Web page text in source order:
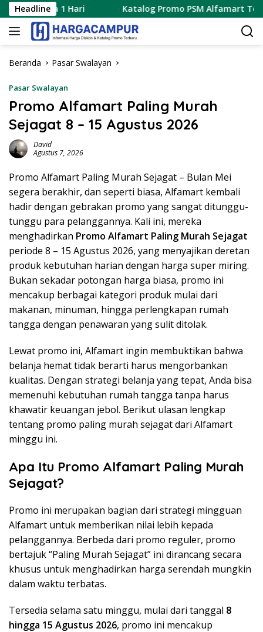
Langsung
ke
konten
Headline
1 Hari Katalog Promo PSM Alfamart Terbaru 8 –
Beranda Pasar Swalayan
Pasar Swalayan
Promo Alfamart Paling Murah
Sejagat 8 – 15 Agustus 2026
David
Agustus 7, 2026
Promo Alfamart Paling Murah Sejagat – Bulan Mei
segera berakhir, dan seperti biasa, Alfamart kembali
hadir dengan gebrakan promo yang sangat ditunggu-
tunggu para pelanggannya. Kali ini, mereka
menghadirkan Promo Alfamart Paling Murah Sejagat
periode 8 – 15 Agustus 2026, yang menyajikan deretan
produk kebutuhan harian dengan harga super miring.
Bukan sekadar potongan harga biasa, promo ini
mencakup berbagai kategori produk mulai dari
makanan, minuman, hingga perlengkapan rumah
tangga dengan penawaran yang sulit ditolak.
Lewat promo ini, Alfamart ingin membuktikan bahwa
belanja hemat tidak berarti harus mengorbankan
kualitas. Dengan strategi belanja yang tepat, Anda bisa
memenuhi kebutuhan rumah tangga tanpa harus
khawatir keuangan jebol. Berikut ulasan lengkap
tentang promo paling murah sejagat dari Alfamart
minggu ini.
Apa Itu Promo Alfamart Paling Murah
Sejagat?
Promo ini merupakan bagian dari strategi mingguan
Alfamart untuk memberikan nilai lebih kepada
pelanggannya. Berbeda dari promo reguler, promo
bertajuk “Paling Murah Sejagat” ini dirancang secara
khusus untuk menghadirkan harga serendah mungkin
dalam waktu terbatas.
Tersedia selama satu minggu, mulai dari tanggal 8
hingga 15 Agustus 2026, promo ini mencakup